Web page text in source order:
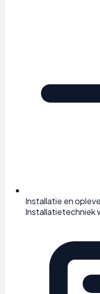
Installatie en
Installatietechniek